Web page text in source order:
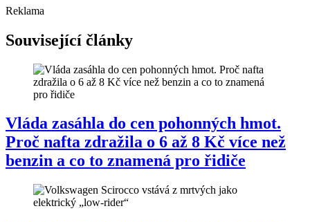
Reklama
Související články
Vláda zasáhla do cen pohonných hmot.
Proč nafta zdražila o 6 až 8 Kč více než
benzin a co to znamená pro řidiče